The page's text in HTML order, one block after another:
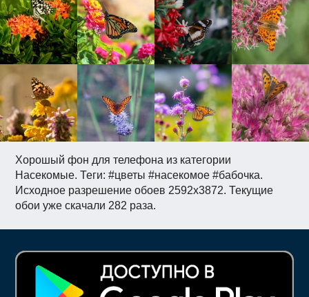
Хорошый фон для телефона из категории
Насекомые. Теги: #цветы #насекомое #бабочка.
Исходное разрешение обоев 2592x3872. Текущие
обои уже скачали 282 раза.